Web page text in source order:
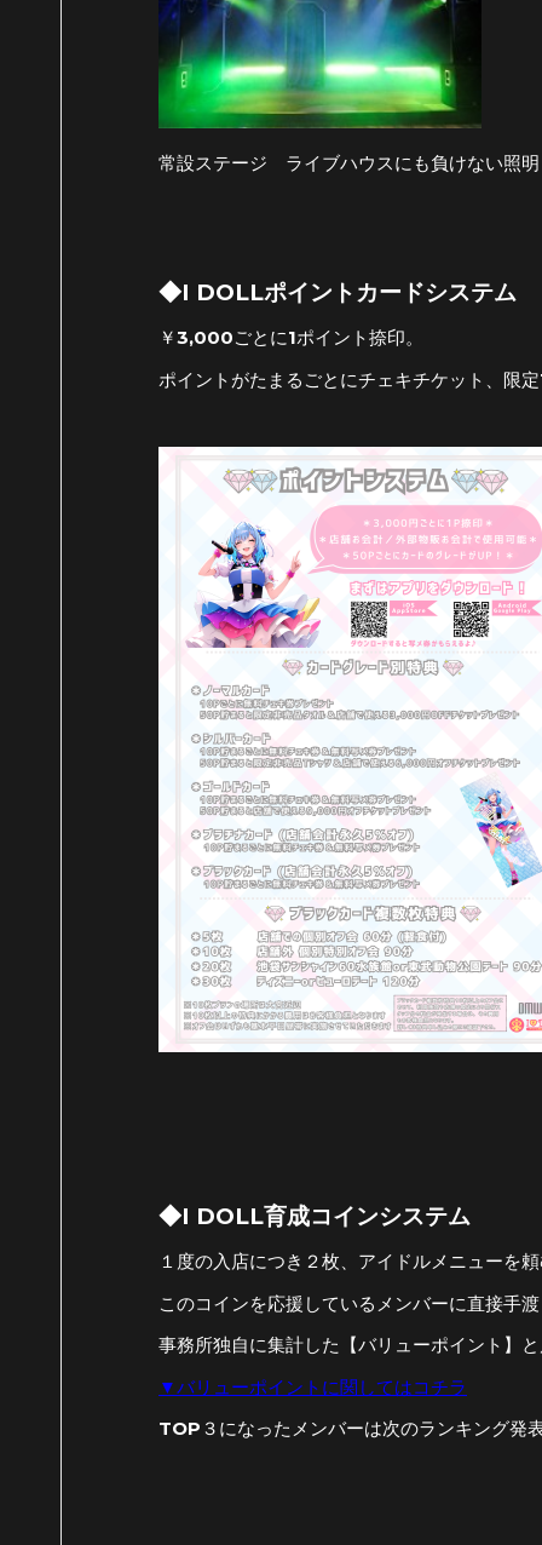
常設ステージ ライブハウスにも負けない照
◆I DOLLポイントカードシステム
￥3,000ごとに1ポイント捺印。
ポイントがたまるごとにチェキチケット、限
◆I DOLL育成コインシステム
１度の入店につき２枚、アイドルメニューを
このコインを応援しているメンバーに直接手
事務所独自に集計した【バリューポイント】
▼バリューポイントに関してはコチラ
TOP３になったメンバーは次のランキング発